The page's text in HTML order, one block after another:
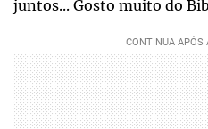
juntos... Gosto muito do